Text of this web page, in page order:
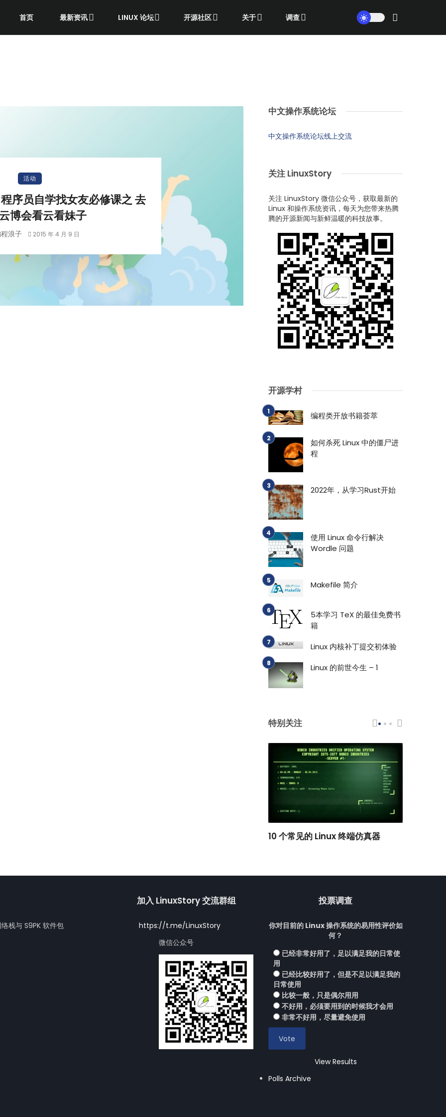
首页 最新资讯 LINUX 论坛 开源社区 关于 调查
活动
序员自学找女友必修课之 去
博会看云看妹子
浪子 2015 年 4 月 9 日
中文操作系统论坛
中文操作系统论坛线上交流
关注 LinuxStory
关注 LinuxStory 微信公众号，获取最新的
Linux 和操作系统资讯，每天为您带来热腾
腾的开源新闻与新鲜温暖的科技故事。
开源学村
编程类开放书籍荟萃
如何杀死 Linux 中的僵尸进
程
2022年，从学习Rust开始
使用 Linux 命令行解决
Wordle 问题
Makefile 简介
5本学习 TeX 的最佳免费书
籍
Linux 内核补丁提交初体验
Linux 的前世今生 – 1
特别关注
10 个常见的 Linux 终端仿真器
栈与 S9PK 软件包
加入 LinuxStory 交流群组
https://t.me/LinuxStory
微信公众号
投票调查
你对目前的 Linux 操作系统的易用性评价如
何？
已经非常好用了，足以满足我的日常使
用
已经比较好用了，但是不足以满足我的
日常使用
比较一般，只是偶尔用用
不好用，必须要用到的时候我才会用
非常不好用，尽量避免使用
View Results
Polls Archive